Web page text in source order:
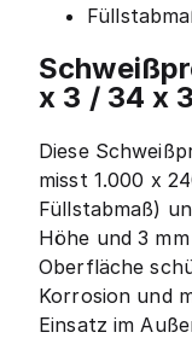
x 3 / 34 x
Diese
misst 1.000 x
Füllstabmaß)
Höhe und 3
Oberfläche
Korrosion und
Einsatz im